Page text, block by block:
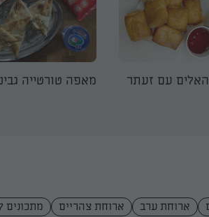
מאפה טורטייה
ארוחת ערב ארוחת צהריים מתכונים